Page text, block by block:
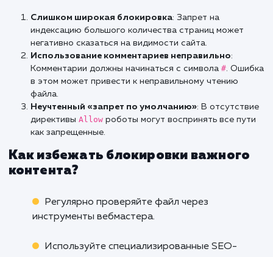
Google: Также имеет специфические
директивы, вродеSitemap.
Важно тестировать файл в
инструментах вебмастера для
поисковых систем, чтобы убедиться в
правильной работе.
Как использовать
для анализа роботов?
Яндекс.Метрика может дать ценные
сайтом. В разделе отчетов можно